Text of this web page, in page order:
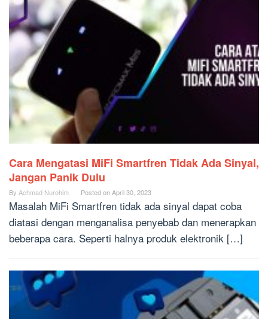
Cara Mengatasi MiFi Smartfren Tidak Ada Sinyal,
Jangan Panik Dulu
By Achmad Nurohim Posted onApril 30, 2023
Masalah MiFi Smartfren tidak ada sinyal dapat coba
diatasi dengan menganalisa penyebab dan menerapkan
beberapa cara. Seperti halnya produk elektronik […]